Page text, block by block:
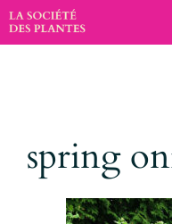
Aller
au
spring